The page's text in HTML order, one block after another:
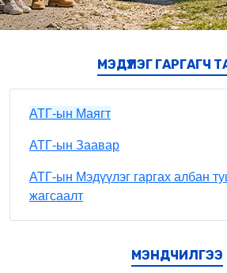
МЭДҮҮЛЭГ ГАРГАГЧ
АТГ-ын Маягт
АТГ-ын Заавар
АТГ-ын Мэдүүлэг гаргах албан
жагсаалт
МЭНДЧИЛГЭЭ